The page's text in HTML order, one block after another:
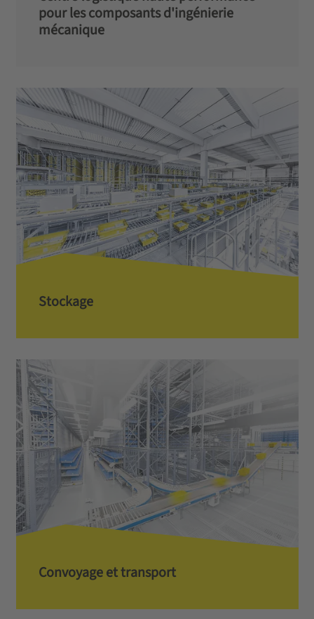
pour les composants d'ingénierie
mécanique
Stockage
Convoyage et transport­­